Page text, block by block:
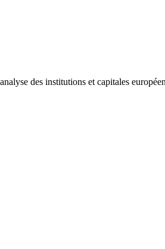
des institutions et capitales